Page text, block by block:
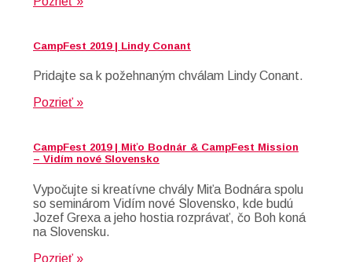
CampFest 2019 | Lindy Conant
Pridajte sa k požehnaným chválam Lindy Conant.
Pozrieť »
CampFest 2019 | Miťo Bodnár & CampFest Mission
– Vidím nové Slovensko
Vypočujte si kreatívne chvály Miťa Bodnára spolu
so seminárom Vidím nové Slovensko, kde budú
Jozef Grexa a jeho hostia rozprávať, čo Boh koná
na Slovensku.
Pozrieť »